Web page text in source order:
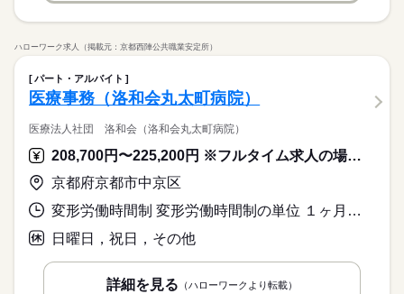
ハローワーク求人（掲載元：京都西陣公共職業安定所）
パート・アルバイト
医療事務（洛和会丸太町病院）
医療法人社団 洛和会（洛和会丸太町病院）
208,700円〜225,200円 ※フルタイム求人の場合は月額（換算額）、パート求人の場合は時間額を表示しています。
京都府京都市中京区
変形労働時間制 変形労働時間制の単位 １ヶ月単位 就業時間１ 8時30分〜17時15分 就業時間２ 8時15分〜17時00分 就業時間３ 9時30分〜18時15分 就業時間に関する特記事項 日・祝日勤務が月１回程度あり
日曜日，祝日，その他
詳細を見る （ハローワークより転載）